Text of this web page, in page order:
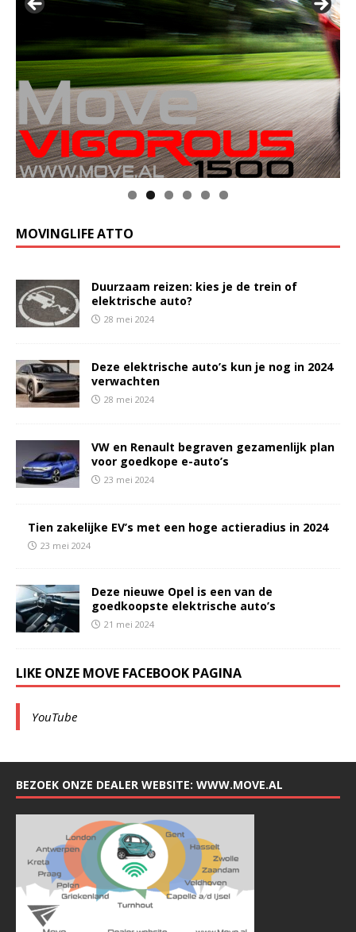
MOVINGLIFE ATTO
Duurzaam reizen: kies je de trein of
elektrische auto?
28 mei 2024
Deze elektrische auto’s kun je nog in 2024
verwachten
28 mei 2024
VW en Renault begraven gezamenlijk plan
voor goedkope e-auto’s
23 mei 2024
Tien zakelijke EV’s met een hoge actieradius in 2024
23 mei 2024
Deze nieuwe Opel is een van de
goedkoopste elektrische auto’s
21 mei 2024
LIKE ONZE MOVE FACEBOOK PAGINA
YouTube
BEZOEK ONZE DEALER WEBSITE: WWW.MOVE.AL